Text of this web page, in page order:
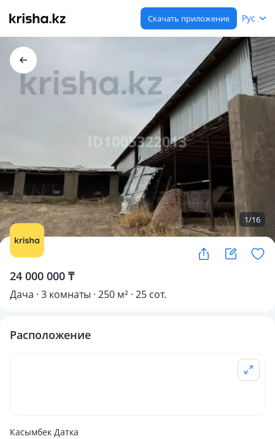
Скачать приложение Рус
1/16
24 000 000 ₸
Дача · 3 комнаты · 250 м² · 25 сот.
Расположение
Касымбек Датка